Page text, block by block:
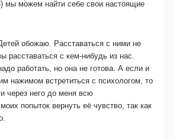
мы можем найти себе свои настоящие
обожаю. Расставаться с ними не
расставаться с кем-нибудь из нас.
работать, но она не готова. А если и
нажимом встретиться с психологом, то
через него до меня всю
попыток вернуть её чувство, так как